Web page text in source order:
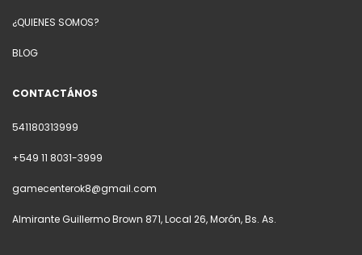
¿QUIENES SOMOS?
BLOG
CONTACTÁNOS
541180313999
+549 11 8031-3999
gamecenterok8@gmail.com
Almirante Guillermo Brown 871, Local 26, Morón, Bs. As.